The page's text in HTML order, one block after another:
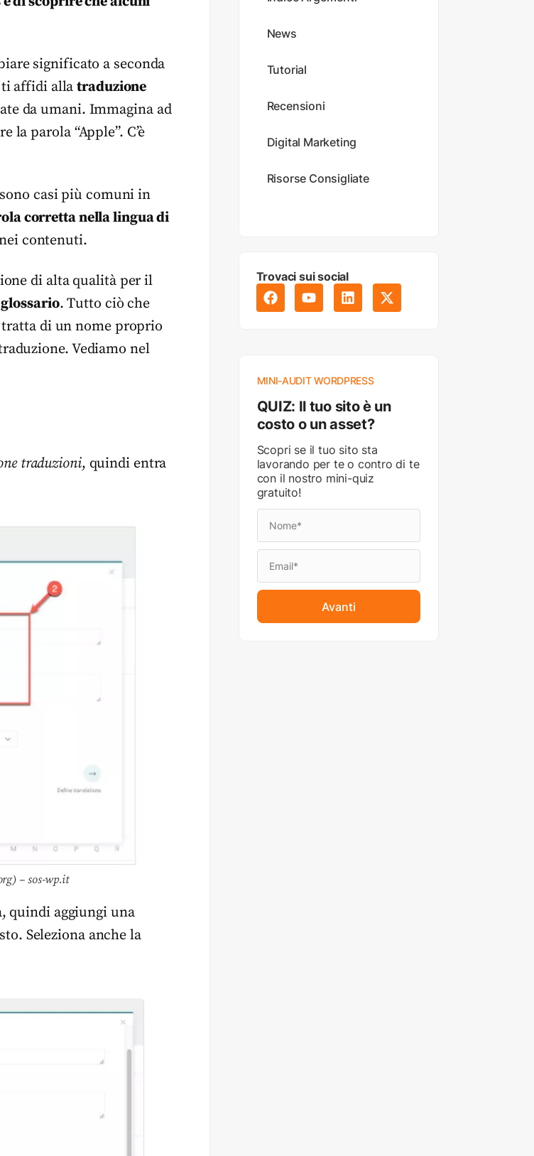
significato a seconda
ti affidi allatraduzione
da umani. Immagina ad
parola “Apple”. C’è
casi più comuni in
corretta nella lingua di
contenuti.
di alta qualità per il
glossario. Tutto ciò che
tratta di un nome proprio
Vediamo nel
traduzioni, quindi entra
– sos-wp.it
quindi aggiungi una
Seleziona anche la
News
Tutorial
Recensioni
Digital Marketing
Risorse Consigliate
Trovaci sui social
MINI-AUDIT WORDPRESS
QUIZ: Il tuo sito è un
costo o un asset?
Scopri se il tuo sito sta
lavorando per te o contro di te
con il nostro mini-quiz
gratuito!
Avanti